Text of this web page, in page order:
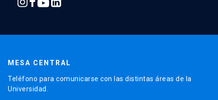
MESA CENTRAL
Teléfono para comunicarse con las distintas áreas de la
Universidad.